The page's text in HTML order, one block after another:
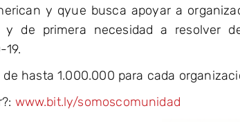
y qyue busca apoyar a
y de primera necesidad a resolver
hasta 1.000.000 para cada
www.bit.ly/somoscomunidad